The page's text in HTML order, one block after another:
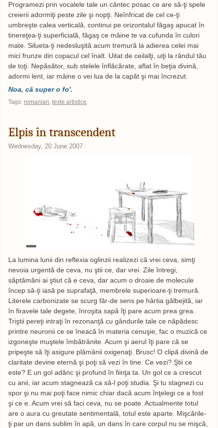
Programezi prin vocalele tale un cântec posac ce are să-ţi spele
creierii adormiţi peste zile şi nopţi. Neînfricat de cel ce-ţi
umbreşte calea verticală, continui pe orizontalul făgaş apucat în
tinereţea-ţi superficială, făgaş ce mâine te va cufunda în culori
mate. Silueta-ţi nedesluşită acum tremură la adierea celei mai
mici frunze din copacul cel înalt. Uitat de ceilalţi, uiţi la rândul tău
de toţi. Nepăsător, sub stelele înflăcărate, aflat în beţia divină,
adormi lent, iar mâine o vei lua de la capăt şi mai încrezut.
Noa, că super o fo'.
Tags:romanian ,texte artistice
Elpis în transcendent
Wednesday, 20 June 2007
La lumina lunii din reflexia oglinzii realizezi că vrei ceva, simţi
nevoia urgentă de ceva, nu ştii ce, dar vrei. Zile întregi,
săptămâni ai ştiut că e ceva, dar acum o droaie de molecule
încep să-ţi iasă pe suprafaţă, membrele superioare-ţi tremură.
Literele carbonizate se scurg făr-de sens pe hârtia gălbejită, iar
în firavele tale degete, înroşita sapă îţi pare acum prea grea.
Triştii pereţi intraţi în rezonanţă cu gândurile tale ce năpădesc
printre neuronii ce se îneacă în materia cenuşie, fac o muzică ce
izgoneşte muştele îmbătrânite. Acum şi aerul îţi pare că se
pripeşte să îţi asigure plămânii oxigenaţi. Brusc! O clipă divină de
claritate devine eternă şi poţi să vezi în tine. Ce vezi? Ştii ce
este? E un gol adânc şi profund în fiinţa ta. Un gol ce a crescut
cu anii, iar acum stagnează ca să-l poţi studia. Şi tu stagnezi cu
spor şi nu mai poţi face nimic chiar dacă acum înţelegi ce a fost
şi ce e. Acum vrei să faci ceva, nu se poate. Actualmente totul
are o aura cu greutate sentimentală, totul este aparte. Mişcările-
ţi par un dans sublim în apă, un dans în care corpul nu se mişcă,